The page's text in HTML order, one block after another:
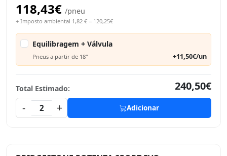
118,43€ /pneu
+ Imposto ambiental 1,82 € = 120,25€
Equilibragem + Válvula
Pneus a partir de 18" +11,50€/un
Total Estimado:
240,50€
-
2 + Adicionar